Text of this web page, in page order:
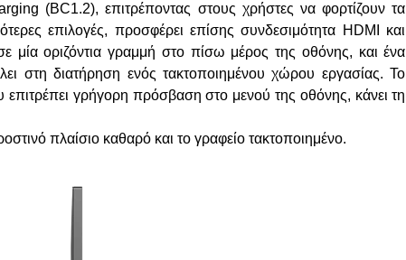
(BC1.2), επιτρέποντας στους χρήστες να φορτίζουν τα
επιλογές, προσφέρει επίσης συνδεσιμότητα HDMI και
μία οριζόντια γραμμή στο πίσω μέρος της οθόνης, και ένα
στη διατήρηση ενός τακτοποιημένου χώρου εργασίας. Το
γρήγορη πρόσβαση στο μενού της οθόνης, κάνει τη
πλαίσιο καθαρό και το γραφείο τακτοποιημένο.